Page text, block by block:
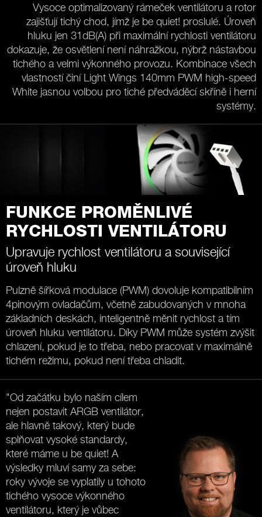
Vysoce optimalizovaný rámeček ventilátoru a rotor
zajišťují tichý chod, jímž je be quiet! proslulé. Úroveň
hluku jen 31dB(A) při maximální rychlosti ventilátoru
dokazuje, že osvětlení není náhražkou, nýbrž nástavbou
tichého a velmi výkonného provozu. Kombinace všech
vlastností činí Light Wings 140mm PWM high-speed
White jasnou volbou pro tiché předváděcí skříně i herní
systémy.
FUNKCE PROMĚNLIVÉ
RYCHLOSTI VENTILÁTORU
Upravuje rychlost ventilátoru a související
úroveň hluku
Pulzně šířková modulace (PWM) dovoluje kompatibilním
4pinovým ovladačům, včetně zabudovaných v mnoha
základních deskách, inteligentně měnit rychlost a tím
úroveň hluku ventilátoru. Díky PWM může systém zvýšit
chlazení, pokud je to třeba, nebo pracovat v maximálně
tichém režimu, pokud není třeba chladit.
"Od začátku bylo naším cílem
nejen postavit ARGB ventilátor,
ale hlavně takový, který bude
splňovat vysoké standardy,
které máme u be quiet! A
výsledky mluví samy za sebe:
roky vývoje se vyplatily u tohoto
tichého vysoce výkonného
ventilátoru, který je vůbec